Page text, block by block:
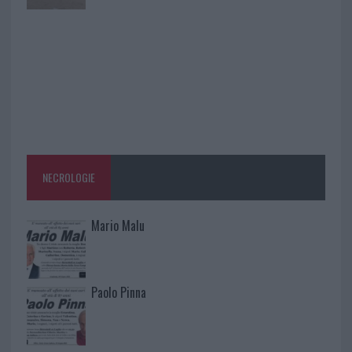
NECROLOGIE
Mario Malu
Paolo Pinna